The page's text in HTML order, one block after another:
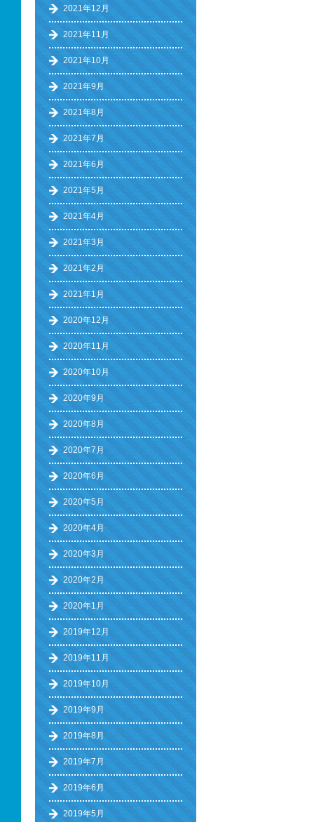
2021年12月
2021年11月
2021年10月
2021年9月
2021年8月
2021年7月
2021年6月
2021年5月
2021年4月
2021年3月
2021年2月
2021年1月
2020年12月
2020年11月
2020年10月
2020年9月
2020年8月
2020年7月
2020年6月
2020年5月
2020年4月
2020年3月
2020年2月
2020年1月
2019年12月
2019年11月
2019年10月
2019年9月
2019年8月
2019年7月
2019年6月
2019年5月